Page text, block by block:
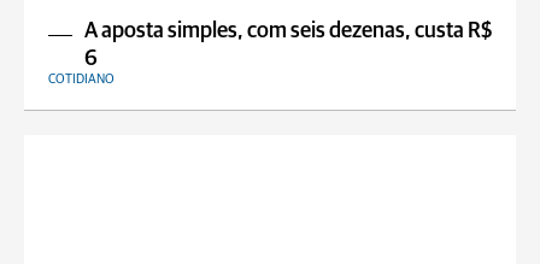
A aposta simples, com seis dezenas, custa R$
6
COTIDIANO